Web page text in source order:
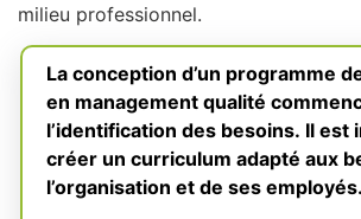
milieu professionnel.
La conception d’un programme
en management qualité
l’identification des besoins. Il est
créer un curriculum adapté aux
l’organisation et de ses employés.